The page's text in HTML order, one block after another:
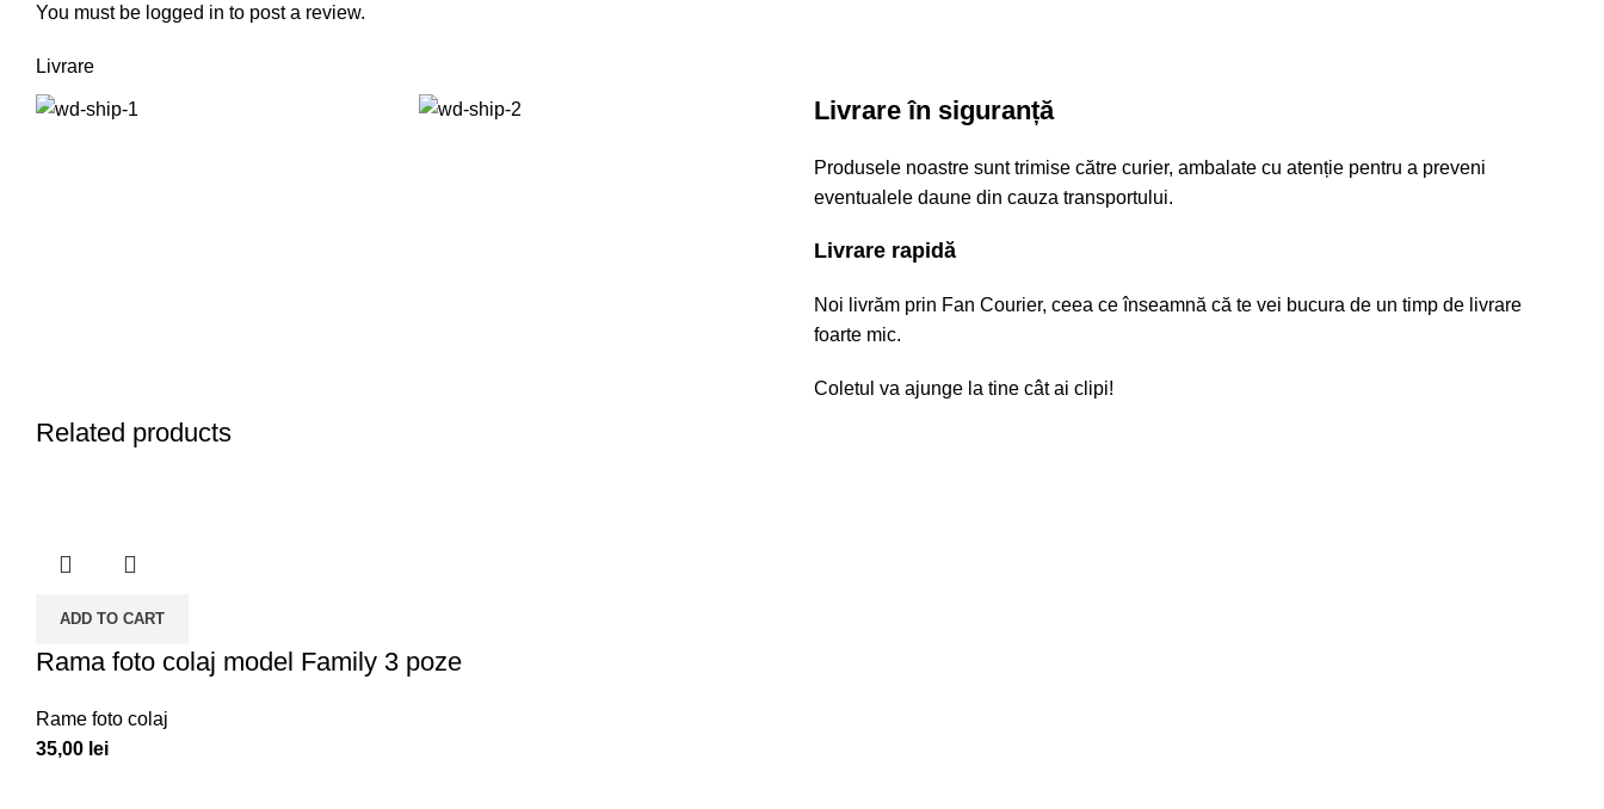
You must be logged in to post a review.
Livrare
Livrare în siguranță
Produsele noastre sunt trimise către curier, ambalate cu atenție pentru a preveni
eventualele daune din cauza transportului.
Livrare rapidă
Noi livrăm prin Fan Courier, ceea ce înseamnă că te vei bucura de un timp de livrare
foarte mic.
Coletul va ajunge la tine cât ai clipi!
Related products
ADD TO CART
Rama foto colaj model Family 3 poze
Rame foto colaj
35,00 lei